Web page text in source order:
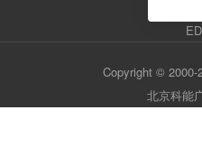
Copyright © 2000-
北京科能